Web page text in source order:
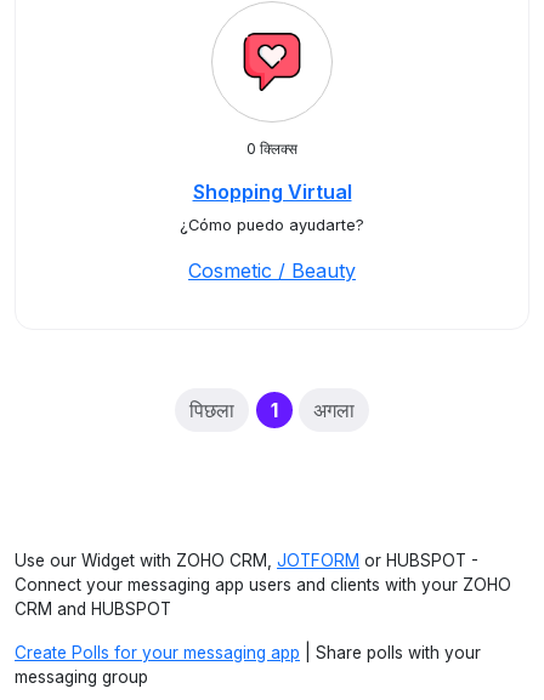
0 क्लिक्स
Shopping Virtual
¿Cómo puedo ayudarte?
Cosmetic / Beauty
पिछला 1(current)
अगला
Use our Widget with ZOHO CRM, JOTFORM or HUBSPOT -
Connect your messaging app users and clients with your ZOHO
CRM and HUBSPOT
Create Polls for your messaging app | Share polls with your
messaging group